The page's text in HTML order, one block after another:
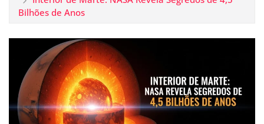
Bilhões de Anos